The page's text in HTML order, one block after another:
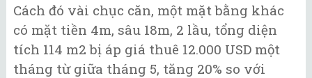
Cách đó vài chục căn, một mặt bằng khác
có mặt tiền 4m, sâu 18m, 2 lầu, tổng diện
tích 114 m2 bị áp giá thuê 12.000 USD một
tháng từ giữa tháng 5, tăng 20% so với